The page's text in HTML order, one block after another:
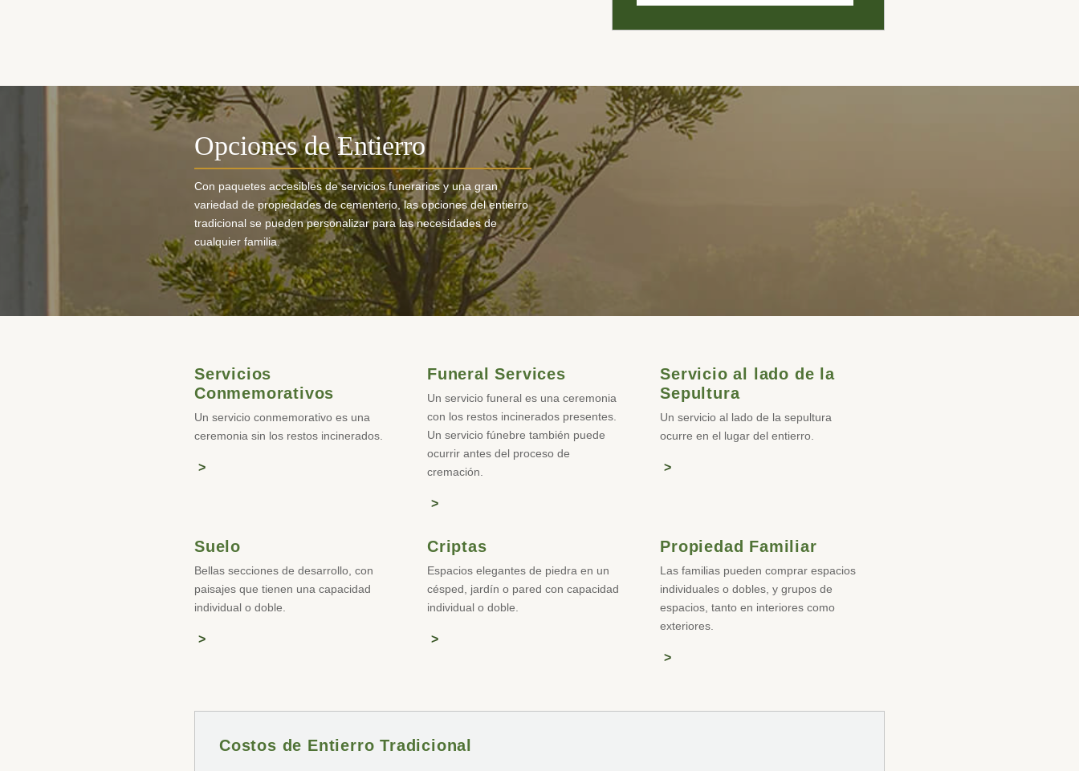
Opciones de Entierro
Con paquetes accesibles de servicios funerarios y una gran
variedad de propiedades de cementerio, las opciones del entierro
tradicional se pueden personalizar para las necesidades de
cualquier familia.
Servicios
Conmemorativos
Un servicio conmemorativo es una
ceremonia sin los restos incinerados.
Funeral Services
Un servicio funeral es una ceremonia
con los restos incinerados presentes.
Un servicio fúnebre también puede
ocurrir antes del proceso de
cremación.
Servicio al lado de la
Sepultura
Un servicio al lado de la sepultura
ocurre en el lugar del entierro.
Suelo
Bellas secciones de desarrollo, con
paisajes que tienen una capacidad
individual o doble.
Criptas
Espacios elegantes de piedra en un
césped, jardín o pared con capacidad
individual o doble.
Propiedad Familiar
Las familias pueden comprar espacios
individuales o dobles, y grupos de
espacios, tanto en interiores como
exteriores.
Costos de Entierro Tradicional